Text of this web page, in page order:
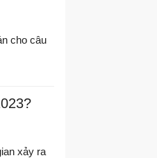
cho câu
xảy ra